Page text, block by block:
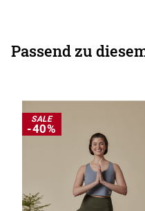
Passend zu
SALE
-40%